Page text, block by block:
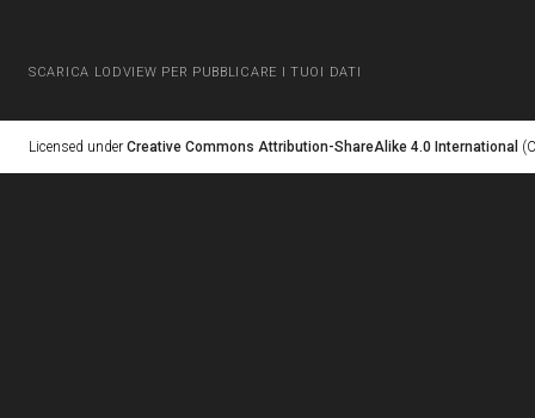
SCARICA LODVIEW PER PUBBLICARE I TUOI DATI
Licensed under Creative Commons Attribution-ShareAlike 4.0 International